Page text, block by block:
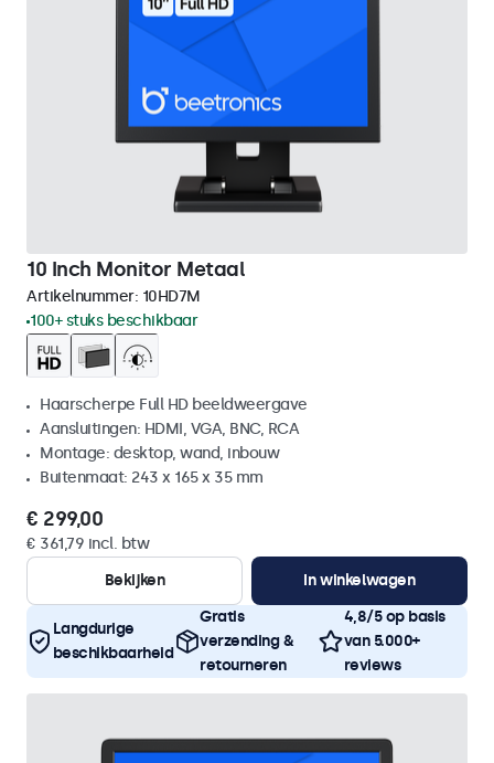
10 Inch Monitor Metaal
Artikelnummer: 10HD7M
100+ stuks beschikbaar
Haarscherpe Full HD beeldweergave
Aansluitingen: HDMI, VGA, BNC, RCA
Montage: desktop, wand, inbouw
Buitenmaat: 243 x 165 x 35 mm
€ 299,00
€ 361,79 incl. btw
Bekijken
In winkelwagen
Langdurige
beschikbaarheid
Gratis
verzending &
retourneren
4,8/5 op basis
van 5.000+
reviews